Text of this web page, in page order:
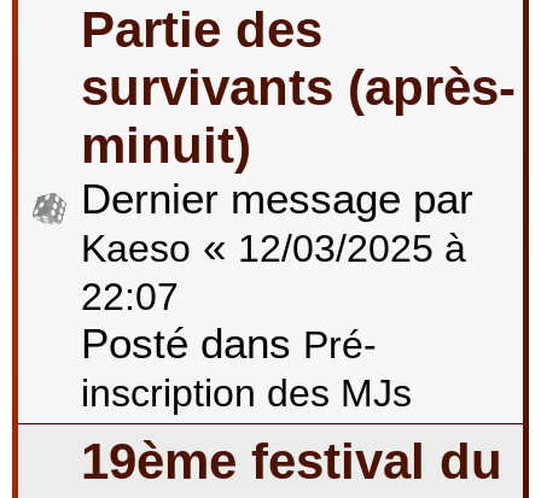
Partie des
survivants (après-
minuit)
Dernier message par
Kaeso « 12/03/2025 à
22:07
Posté dans Pré-
inscription des MJs
19ème festival du